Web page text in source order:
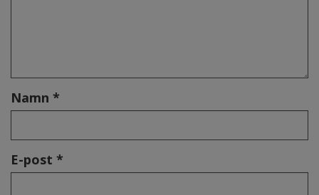
Namn *
E-post *